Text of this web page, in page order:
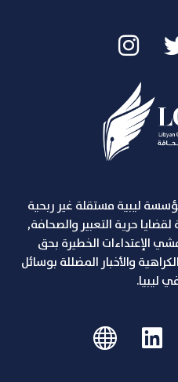
ليبية مستقلة غير ربحية
حرية التعبير والصحافة,
على إثر تفشي الإعتداءات الخطيرة بحق
والأخبار المضللة بوسائل
ليبيا.